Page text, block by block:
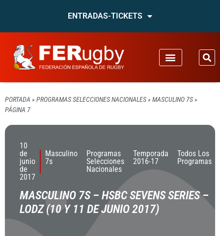
ENTRADAS-TICKETS
PORTADA » PROGRAMAS SELECCIONES NACIONALES» MASCULINO 7S»
PÁGINA 7
10
de
junio
de
2017
Masculino
7s
Programas
Selecciones
Nacionales
Temporada
2016-17
Todos Los
Programas
MASCULINO 7S – HSBC SEVENS SERIES –
LODZ (10 Y 11 DE JUNIO 2017)